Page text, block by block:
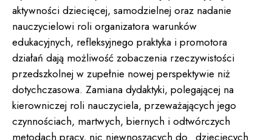
aktywności dziecięcej, samodzielnej oraz nadanie
nauczycielowi roli organizatora warunków
edukacyjnych, refleksyjnego praktyka i promotora
działań dają możliwość zobaczenia rzeczywistości
przedszkolnej w zupełnie nowej perspektywie niż
dotychczasowa. Zamiana dydaktyki, polegającej na
kierowniczej roli nauczyciela, przeważających jego
czynnościach, martwych, biernych i odtwórczych